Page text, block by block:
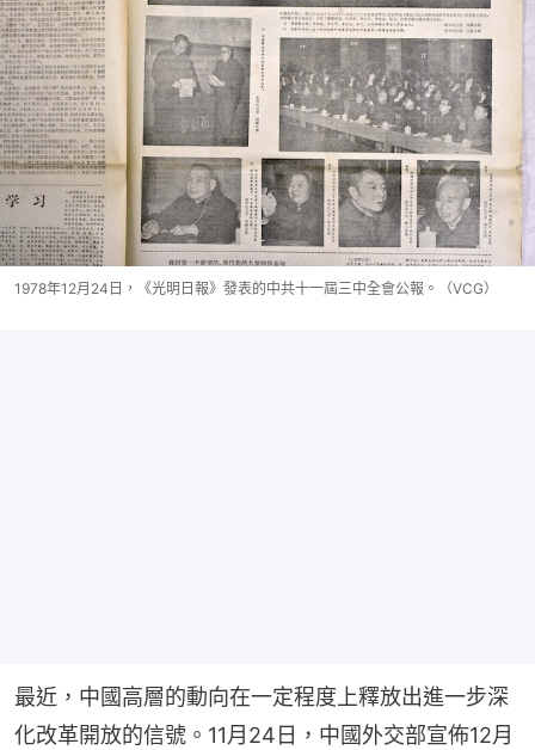
1978年12月24日，《光明日報》發表的中共十一屆三中全會公報。（VCG）
最近，中國高層的動向在一定程度上釋放出進一步深
化改革開放的信號。11月24日，中國外交部宣佈12月